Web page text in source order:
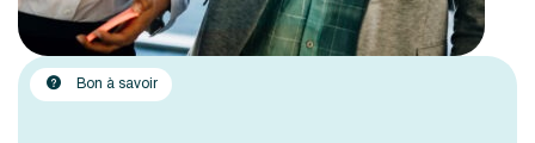
Bon à savoir